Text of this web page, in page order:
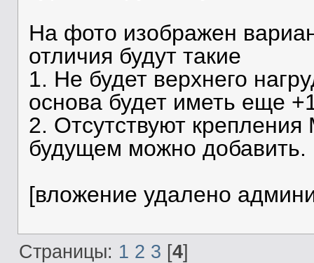
На фото изображен
отличия будут такие
1. Не будет верхнего
основа будет иметь еще
2. Отсутствуют
будущем можно добавить.
[вложение удалено
Страницы: 1 2 3 [4]